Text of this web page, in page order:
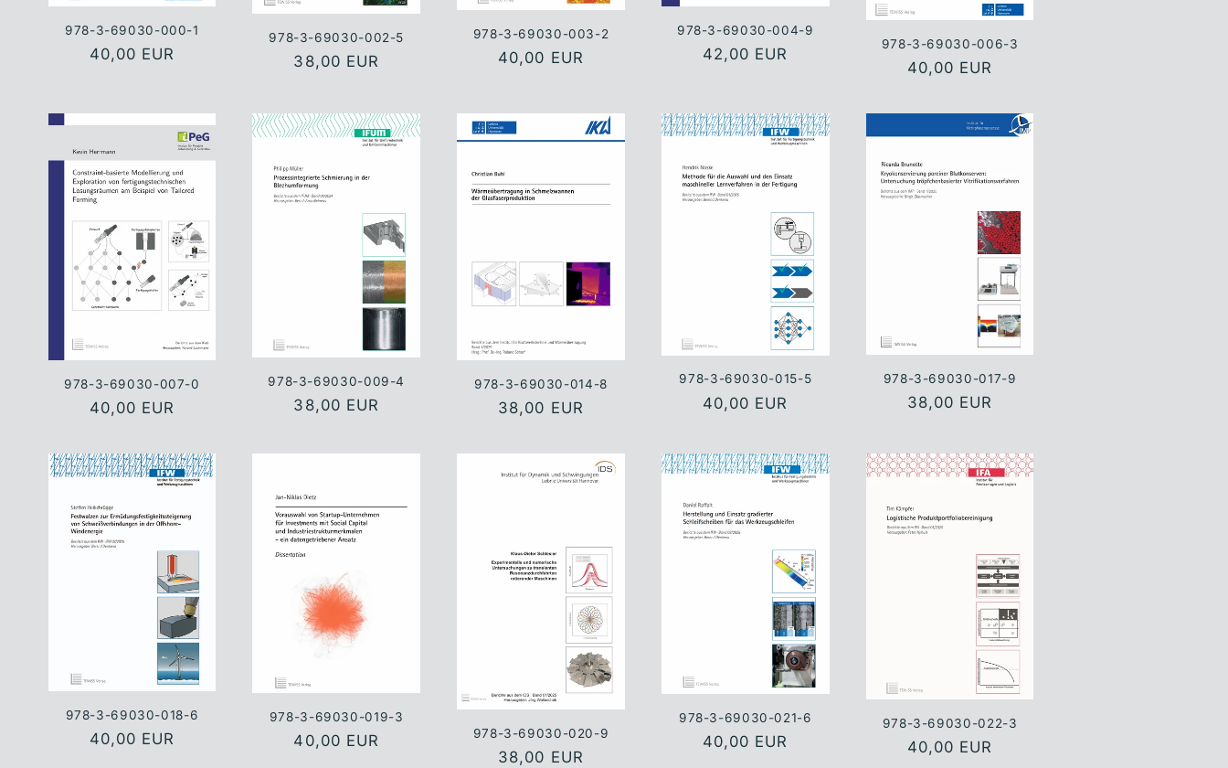
978-3-69030-000-1
Normaler
40,00 EUR
978-3-69030-002-5
Normaler
38,00 EUR
978-3-69030-003-2
Normaler
40,00 EUR
978-3-69030-004-9
Normaler
42,00 EUR
978-3-69030-006-3
Normaler
40,00 EUR
978-3-69030-007-0
Normaler
40,00 EUR
978-3-69030-009-4
Normaler
38,00 EUR
978-3-69030-014-8
Normaler
38,00 EUR
978-3-69030-015-5
Normaler
40,00 EUR
978-3-69030-017-9
Normaler
38,00 EUR
978-3-69030-018-6
Normaler
40,00 EUR
978-3-69030-019-3
Normaler
40,00 EUR 978-3-69030-020-9
Normaler
38,00 EUR
978-3-69030-021-6
Normaler
40,00 EUR
978-3-69030-022-3
Normaler
40,00 EUR